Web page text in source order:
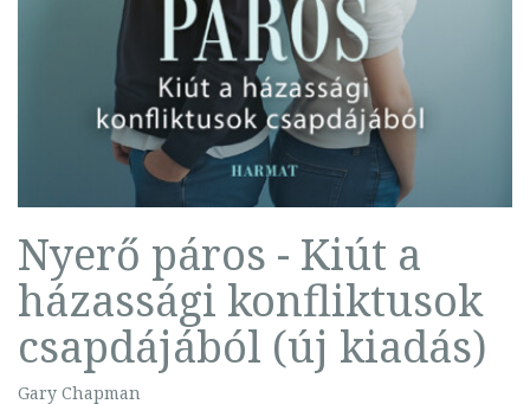
Nyerő páros - Kiút a
házassági konfliktusok
csapdájából (új kiadás)
Gary Chapman